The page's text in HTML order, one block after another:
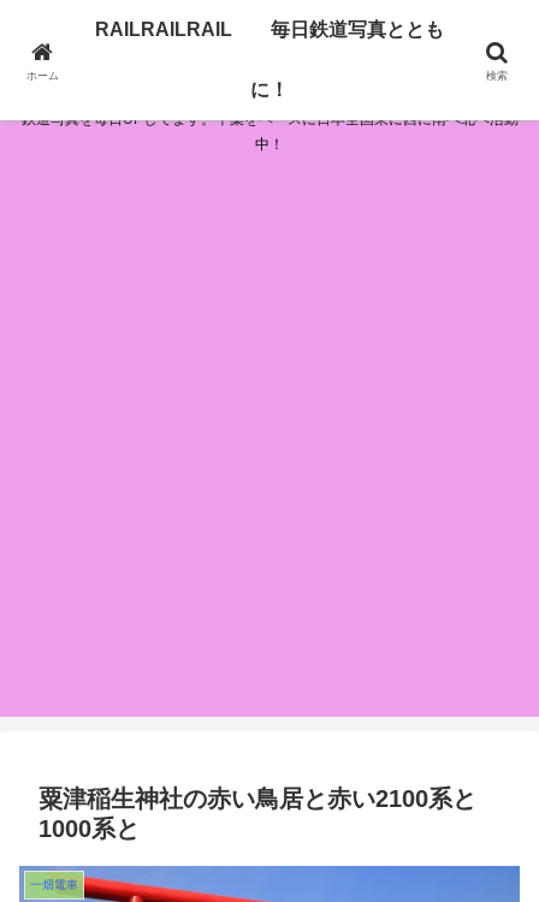
RAILRAILRAIL 毎日鉄道写真とともに！
鉄道写真を毎日UPしてます。千葉をベースに日本全国東に西に南へ北へ活動
中！
粟津稲生神社の赤い鳥居と赤い2100系と
1000系と
一畑電車
ホーム
RAILRAILRAIL 毎日鉄道写真ととも
に！
検索